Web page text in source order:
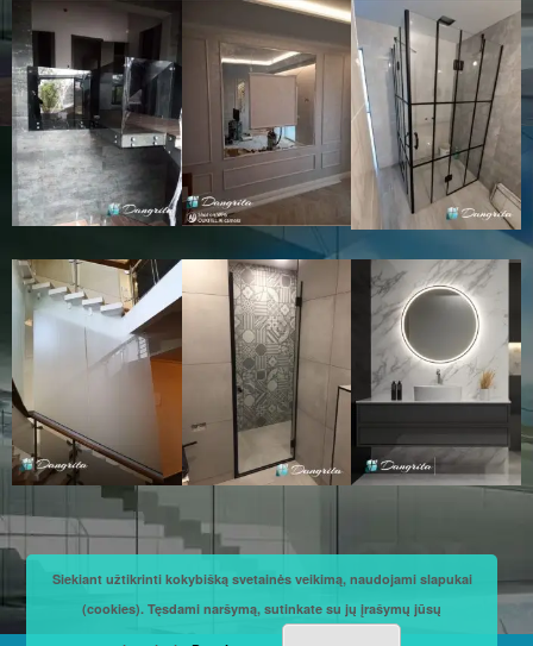
Siekiant užtikrinti kokybišką svetainės veikimą, naudojami slapukai
(cookies). Tęsdami naršymą, sutinkate su jų įrašymų jūsų